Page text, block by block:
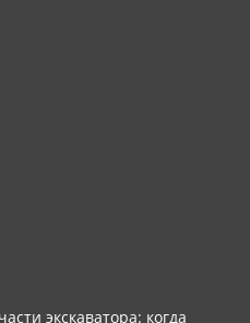
экскаватора: когда